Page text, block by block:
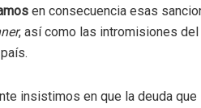
en consecuencia esas
, así como las intromisiones del
insistimos en que la deuda